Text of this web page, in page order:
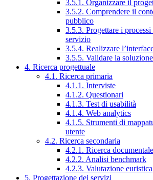
3.5.1. Organizzare il
3.5.2. Comprendere il
pubblico
3.5.3. Progettare i processi
servizio
3.5.4. Realizzare
3.5.5. Validare la
4. Ricerca progettuale
4.1. Ricerca primaria
4.1.1. Interviste
4.1.2. Questionari
4.1.3. Test di usabilità
4.1.4. Web analytics
4.1.5. Strumenti di
utente
4.2. Ricerca secondaria
4.2.1. Ricerca documentale
4.2.2. Analisi benchmark
4.2.3. Valutazione euristica
5. Progettazione dei servizi